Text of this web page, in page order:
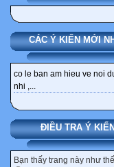
CÁC Ý KIẾN MỚI
co le ban am hieu ve noi
nhi ,...
ĐIỀU TRA Ý KIẾN
Bạn thấy trang này như